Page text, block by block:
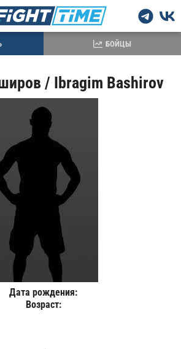
/ Ibragim Bashirov
Дата рождения:
Возраст:
БОЙЦЫ